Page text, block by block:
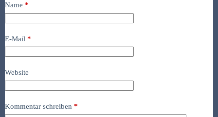
Name *
E-Mail *
Website
Kommentar schreiben *